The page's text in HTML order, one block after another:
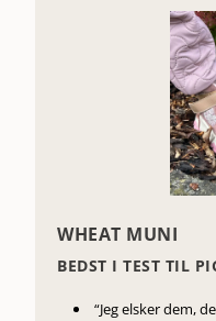
WHEAT MUNI
BEDST I TEST TIL
“Jeg elsker dem,